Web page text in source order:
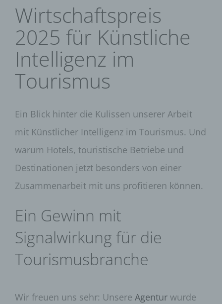
Wirtschaftspreis
2025 für Künstliche
Intelligenz im
Tourismus
Ein Blick hinter die Kulissen unserer Arbeit
mit Künstlicher Intelligenz im Tourismus. Und
warum Hotels, touristische Betriebe und
Destinationen jetzt besonders von einer
Zusammenarbeit mit uns profitieren können.
Ein Gewinn mit
Signalwirkung für die
Tourismusbranche
Wir freuen uns sehr: Unsere Agentur wurde